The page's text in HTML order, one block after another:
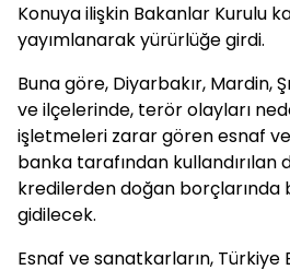
Konuya ilişkin Bakanlar Kurulu
yayımlanarak yürürlüğe girdi.
Buna göre, Diyarbakır, Mardin,
ve ilçelerinde, terör olayları
işletmeleri zarar gören esnaf
banka tarafından kullandırılan
kredilerden doğan borçlarında
gidilecek.
Esnaf ve sanatkarların,